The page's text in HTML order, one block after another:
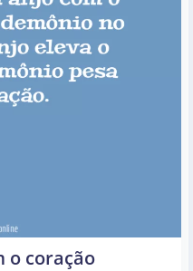
o coração